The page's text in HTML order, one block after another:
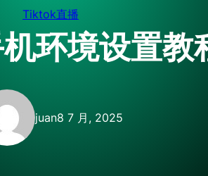
Tiktok直播
环境设置教
juan8 7 月, 2025